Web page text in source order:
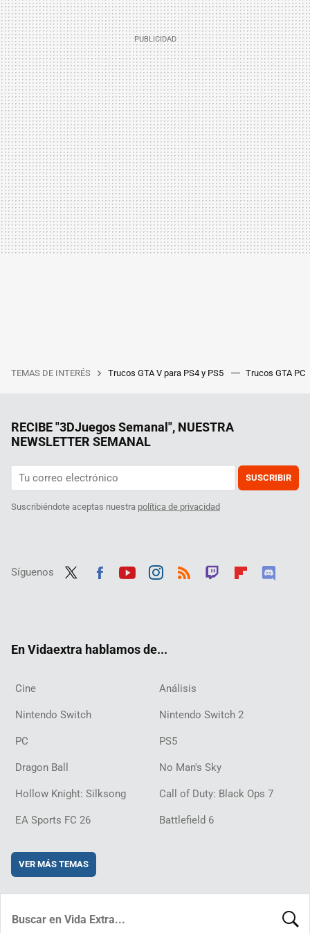
TEMAS DE INTERÉS Trucos GTA V para PS4 y PS5 Trucos GTA PC
RECIBE "3DJuegos Semanal", NUESTRA
NEWSLETTER SEMANAL
SUSCRIBIR
Suscribiéndote aceptas nuestra política de privacidad
Síguenos
En Vidaextra hablamos de...
Cine Análisis
Nintendo Switch Nintendo Switch 2
PC PS5
Dragon Ball No Man's Sky
Hollow Knight: Silksong Call of Duty: Black Ops 7
EA Sports FC 26 Battlefield 6
VER MÁS TEMAS